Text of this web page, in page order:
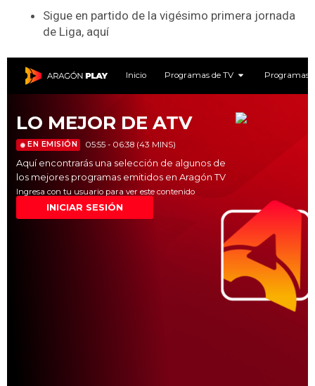
Sigue en partido de la vigésimo primera jornada
de Liga, aquí